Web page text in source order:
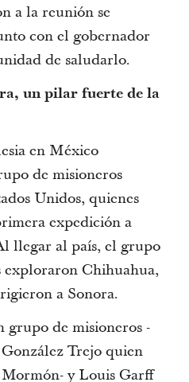
a la reunión se
con el gobernador
de saludarlo.
un pilar fuerte de la
en México
de misioneros
Unidos, quienes
expedición a
llegar al país, el grupo
exploraron Chihuahua,
a Sonora.
grupo de misioneros -
Trejo quien
y Louis Garff